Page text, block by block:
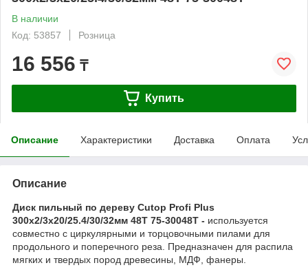
В наличии
Код: 53857
Розница
16 556 ₸
Купить
Описание Характеристики Доставка Оплата
Описание
Диск пильный по дереву Cutop Profi Plus
300х2/3х20/25.4/30/32мм 48T 75-30048Т - используется
совместно с циркулярными и торцовочными пилами для
продольного и поперечного реза. Предназначен для распила
мягких и твердых пород древесины, МДФ, фанеры.